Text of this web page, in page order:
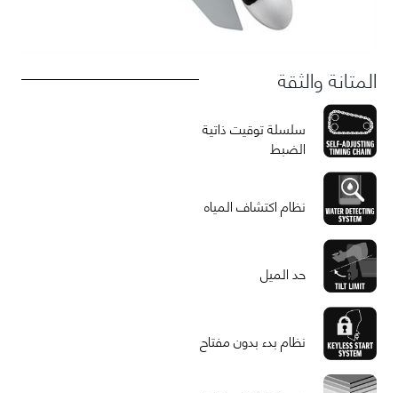
المتانة والثقة
سلسلة توقيت ذاتية
الضبط
نظام اكتشاف المياه
حد الميل
نظام بدء بدون مفتاح